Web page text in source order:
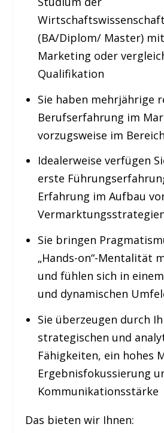
(BA/Diplom/ Master)
Marketing oder
Qualifikation
Sie haben mehrjährige
Berufserfahrung im
vorzugsweise im
Idealerweise verfügen
erste
Erfahrung im Aufbau
Sie bringen
„Hands-on“-Mentalität
und fühlen sich in
und dynamischen
Sie überzeugen durch
strategischen und
Fähigkeiten, ein hohes
Ergebnisfokussierung
Kommunikationsstärke
Das bieten wir Ihnen: